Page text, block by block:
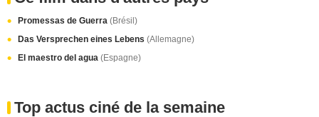
Promessas de Guerra (Brésil)
Das Versprechen eines Lebens (Allemagne)
El maestro del agua (Espagne)
Top actus ciné de la semaine